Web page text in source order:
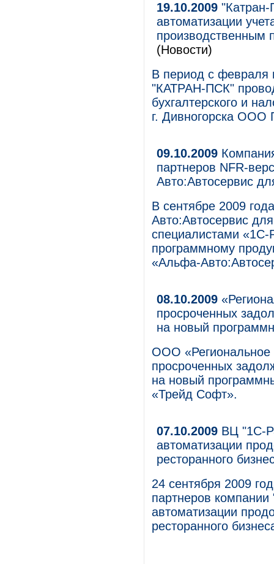
19.10.2009
автоматизации
(Новости)
В период с февраля
"КАТРАН-ПСК"
бухгалтерского и
г. Дивногорска ООО
09.10.2009
партнеров NFR-
Авто:Автосервис
В сентябре 2009
Авто:Автосервис
специалистами «1С-
программному
«Альфа-
08.10.2009
просроченных
на новый
ООО «Региональное
просроченных
на новый
«Трейд Софт».
07.10.2009 ВЦ "1С-
автоматизации
ресторанного
24 сентября 2009
партнеров
автоматизации
ресторанного